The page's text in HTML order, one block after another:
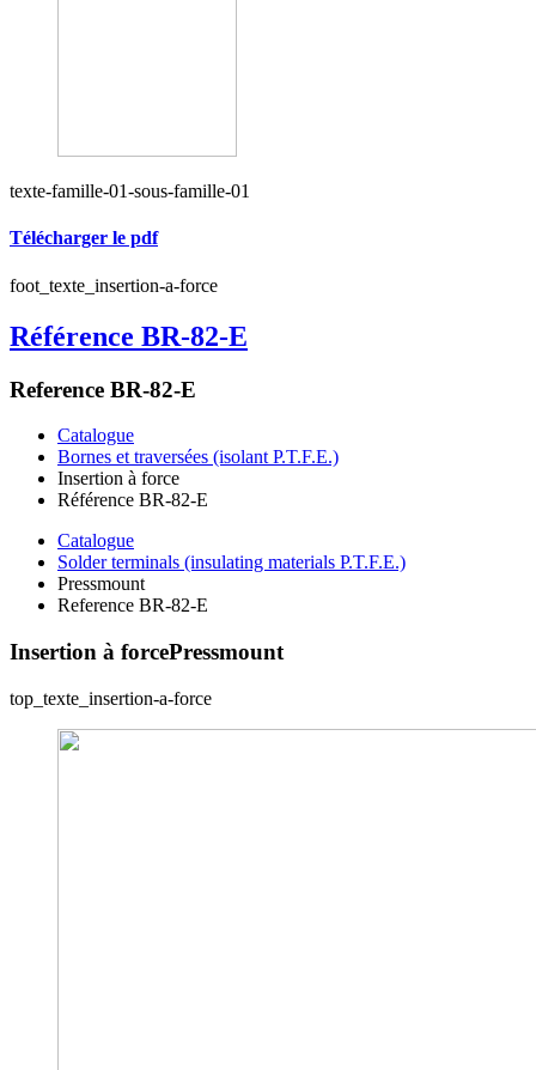
texte-famille-01-sous-famille-01
Télécharger le pdf
foot_texte_insertion-a-force
Référence BR-82-E
Reference BR-82-E
Catalogue
Bornes et traversées (isolant P.T.F.E.)
Insertion à force
Référence BR-82-E
Catalogue
Solder terminals (insulating materials P.T.F.E.)
Pressmount
Reference BR-82-E
Insertion à forcePressmount
top_texte_insertion-a-force